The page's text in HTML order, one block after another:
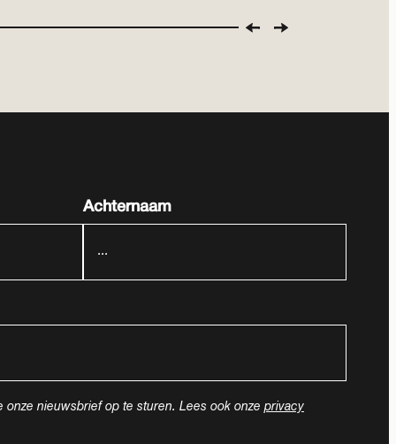
Achternaam
onze nieuwsbrief op te sturen. Lees ook onze privacy